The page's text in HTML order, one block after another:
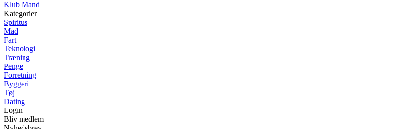
Klub Mand
Kategorier
Spiritus
Mad
Fart
Teknologi
Træning
Penge
Forretning
Byggeri
Tøj
Dating
Login
Bliv medlem